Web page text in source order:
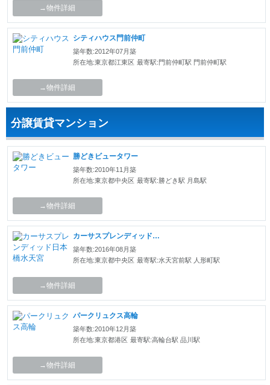
→物件詳細
シティハウス門前仲町
築年数:2012年07月築
所在地:東京都江東区 最寄駅:門前仲町駅 門前仲町駅
→物件詳細
分譲賃貸マンション
勝どきビュータワー
築年数:2010年11月築
所在地:東京都中央区 最寄駅:勝どき駅 月島駅
→物件詳細
カーサスプレンディッド日本橋水天宮
築年数:2016年08月築
所在地:東京都中央区 最寄駅:水天宮前駅 人形町駅
→物件詳細
パークリュクス高輪
築年数:2010年12月築
所在地:東京都港区 最寄駅:高輪台駅 品川駅
→物件詳細